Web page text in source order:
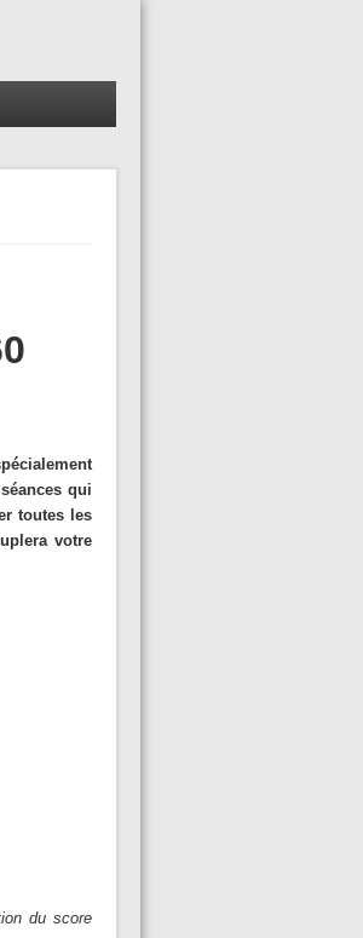
qui
toutes les
votre
du score